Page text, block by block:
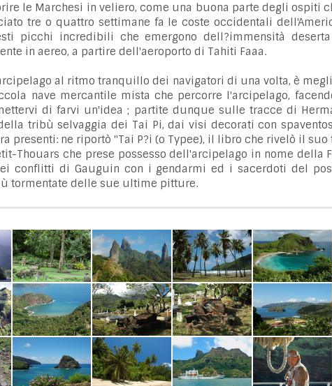
le Marchesi in veliero, come una buona parte degli ospiti
tre o quattro settimane fa le coste occidentali
picchi incredibili che emergono dell?immensità
in aereo, a partire dell'aeroporto di Tahiti Faaa.
al ritmo tranquillo dei navigatori di una volta, è
nave mercantile mista che percorre l'arcipelago,
di farvi un'idea ; partite dunque sulle tracce di
tribù selvaggia dei Tai Pi, dai visi decorati con
presenti: ne riportò "Tai P?i (o Typee), il libro che rivelò il
Thouars che prese possesso dell'arcipelago in nome della
conflitti di Gauguin con i gendarmi ed i sacerdoti del
tormentate delle sue ultime pitture.